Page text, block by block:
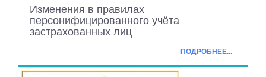
Изменения в правилах
персонифицированного учёта
застрахованных лиц
ПОДРОБНЕЕ...